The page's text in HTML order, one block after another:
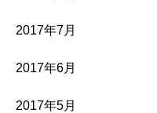
2017年7月
2017年6月
2017年5月